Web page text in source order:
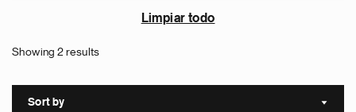
Limpiar todo
Showing 2 results
Sort by Sort